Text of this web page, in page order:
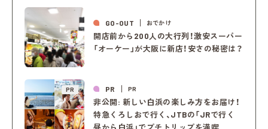
GO-OUT おでかけ
開店前から200人の大行列！激安スーパー
「オーケー」が大阪に新店！安さの秘密は？
PR PR PR
非公開: 新しい白浜の楽しみ方をお届け！
特急くろしおで行く、JTBの「JRで行く
昼から白浜」でプチトリップを満喫